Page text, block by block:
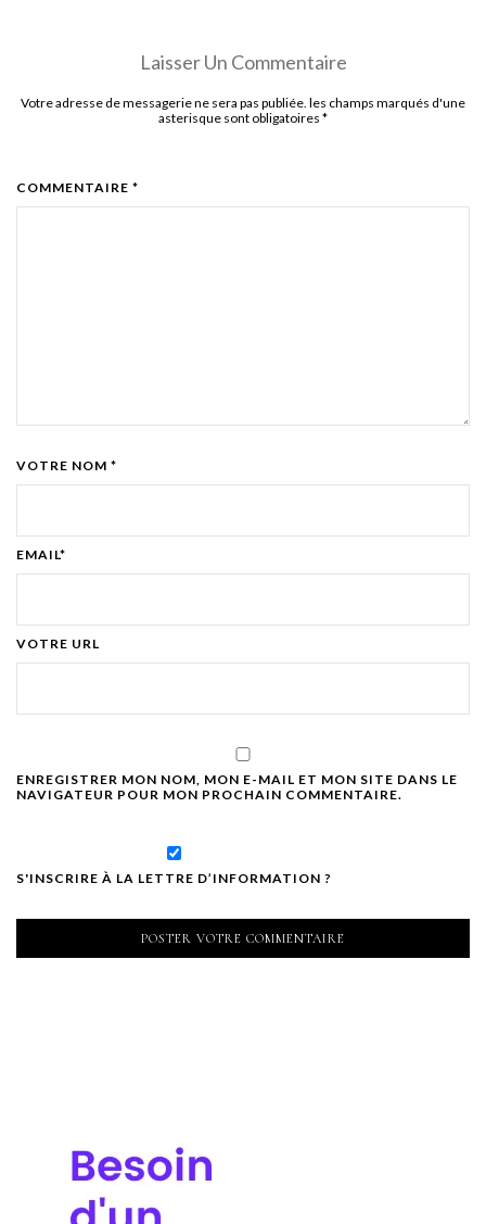
Laisser Un Commentaire
Votre adresse de messagerie ne sera pas publiée. les champs marqués d'une
asterisque sont obligatoires *
COMMENTAIRE *
VOTRE NOM *
EMAIL*
VOTRE URL
ENREGISTRER MON NOM, MON E-MAIL ET MON SITE DANS LE
NAVIGATEUR POUR MON PROCHAIN COMMENTAIRE.
S'INSCRIRE À LA LETTRE D’INFORMATION ?